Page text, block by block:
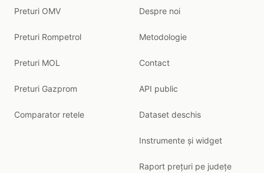
Preturi OMV
Preturi Rompetrol
Preturi MOL
Preturi Gazprom
Comparator retele
Despre noi
Metodologie
Contact
API public
Dataset deschis
Instrumente și widget
Raport prețuri pe județe